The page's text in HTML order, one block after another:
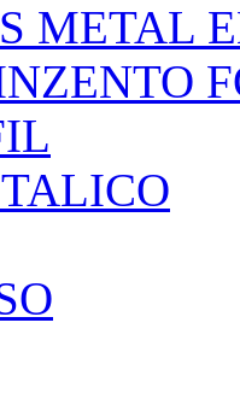
METAL